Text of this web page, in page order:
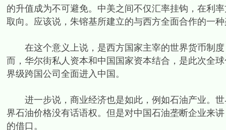
的升值成为不可避免。中美之间不仅汇率挂钩，在利
取向。应该说，朱镕基所建立的与西方全面合作的一
在这个意义上说，是西方国家主宰的世界货币制度
而，华尔街私人资本和中国国家资本结合，是此次全
界级跨国公司全面进入中国。
进一步说，商业经济也是如此，例如石油产业。世
界石油价格没有话语权。但是对中国石油垄断企业来
的借口。